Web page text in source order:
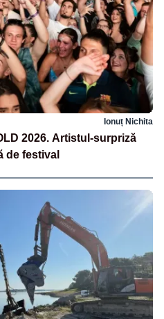
Ionuț Nichita
2026. Artistul-surpriză
de festival